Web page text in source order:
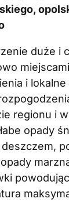
duże i
i
regionu i
opady